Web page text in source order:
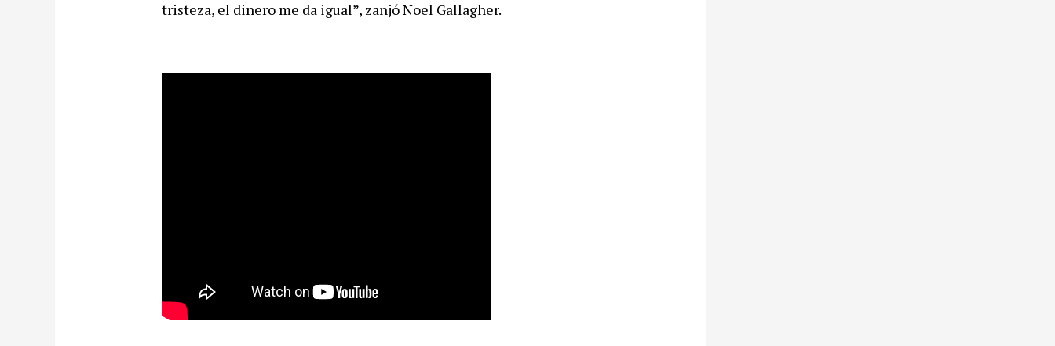
tristeza, el dinero me da igual”, zanjó Noel Gallagher.